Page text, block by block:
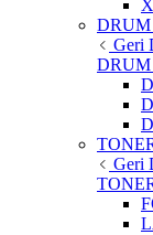
DRUM
Geri
DRUM
Geri